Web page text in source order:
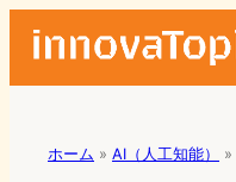
ホーム » AI（人工知能） »